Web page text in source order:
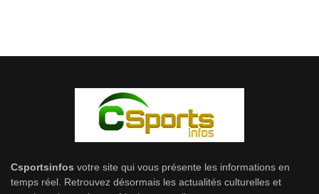
Csportsinfos votre site qui vous présente les informations en
temps réel. Retrouvez désormais les actualités culturelles et